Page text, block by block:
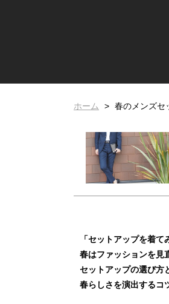
ホーム 春のメンズセ
「セットアップを着
春はファッションを見
セットアップの選び方
春らしさを演出するコ